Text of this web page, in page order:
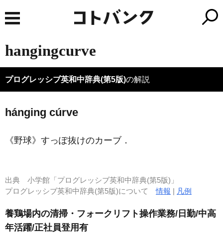
hangingcurve
プログレッシブ英和中辞典(第5版)の解説
hánging cúrve
《野球》 すっぽ抜けのカーブ ．
出典 小学館「プログレッシブ英和中辞典(第5版)」
プログレッシブ英和中辞典(第5版)について情報 | 凡例
養鶏場内の清掃・フォークリフト操作業務/日勤/中高
年活躍/正社員登用有